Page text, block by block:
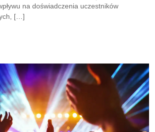
na doświadczenia uczestników
[…]